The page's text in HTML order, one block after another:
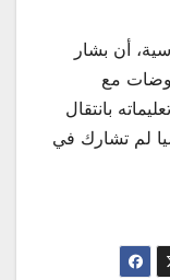
أن بشار
مع
بانتقال
لم تشارك في